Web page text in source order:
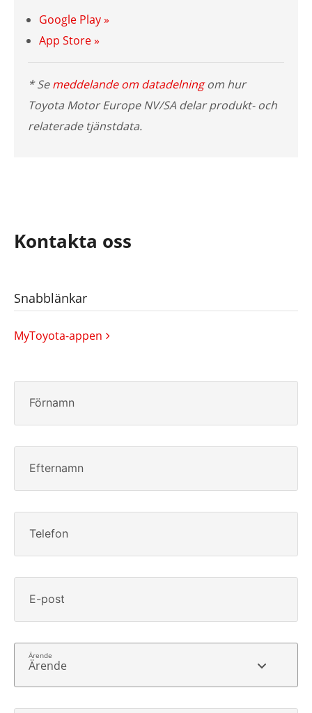
Google Play »
App Store »
* Semeddelande om datadelningom hur
Toyota Motor Europe NV/SA delar produkt- och
relaterade tjänstdata.
Kontakta oss
Snabblänkar
MyToyota-appen
Förnamn
Efternamn
Telefon
E-post
Ärende